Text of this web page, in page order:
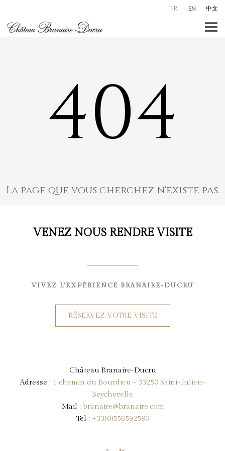
contenu
FR EN 中文
404
La page que vous cherchez n'existe pas.
VENEZ NOUS RENDRE VISITE
VIVEZ L'EXPÉRIENCE BRANAIRE-DUCRU
RÉSERVEZ VOTRE VISITE
Château Branaire-Ducru
Adresse : 1 chemin du Bourdieu - 33250 Saint-Julien-
Beychevelle
Mail : branaire@branaire.com
Tel : +33(0)556592586